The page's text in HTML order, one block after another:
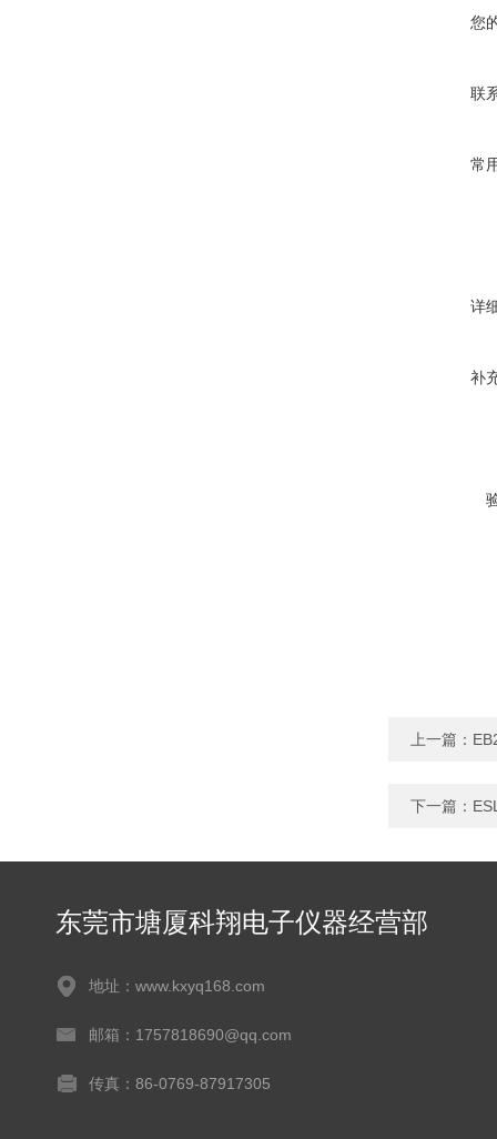
您
联
常
详
补
上一篇：
下一篇：
东莞市塘厦科翔电子仪器经营部
地址：www.kxyq168.com
邮箱：1757818690@qq.com
传真：86-0769-87917305